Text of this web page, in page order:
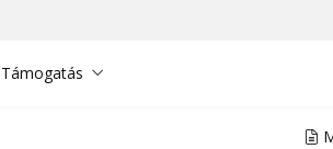
Támogatás